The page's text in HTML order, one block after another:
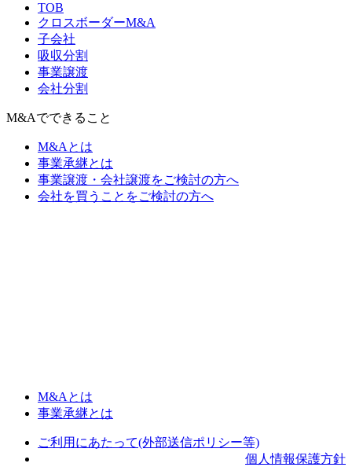
TOB
クロスボーダーM&A
子会社
吸収分割
事業譲渡
会社分割
M&Aでできること
M&Aとは
事業承継とは
事業譲渡・会社譲渡をご検討の方へ
会社を買うことをご検討の方へ
M&Aとは
事業承継とは
ご利用にあたって(外部送信ポリシー等)
個人情報保護方針